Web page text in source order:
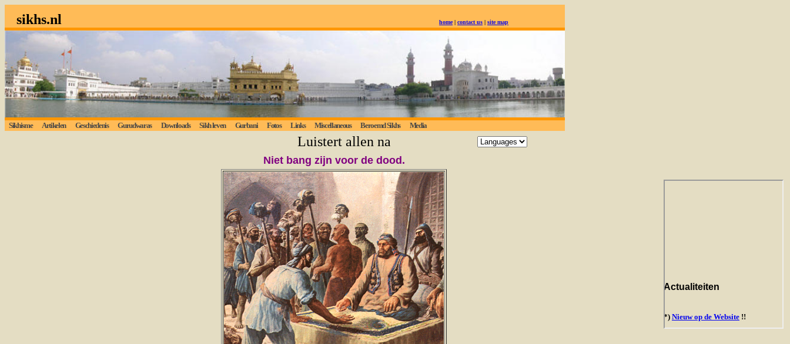
sikhs.nl home| contact us | site map
Sikhisme Artikelen Geschiedenis Gurudwaras Downloads Sikh leven Gurbani Fotos Links Miscellaneous Beroemd Sikhs Media
Luistert allen naar de eeuwige waarheid; degene die lief heeft zal God verkrijgen. -
Niet bang zijn voor de dood.